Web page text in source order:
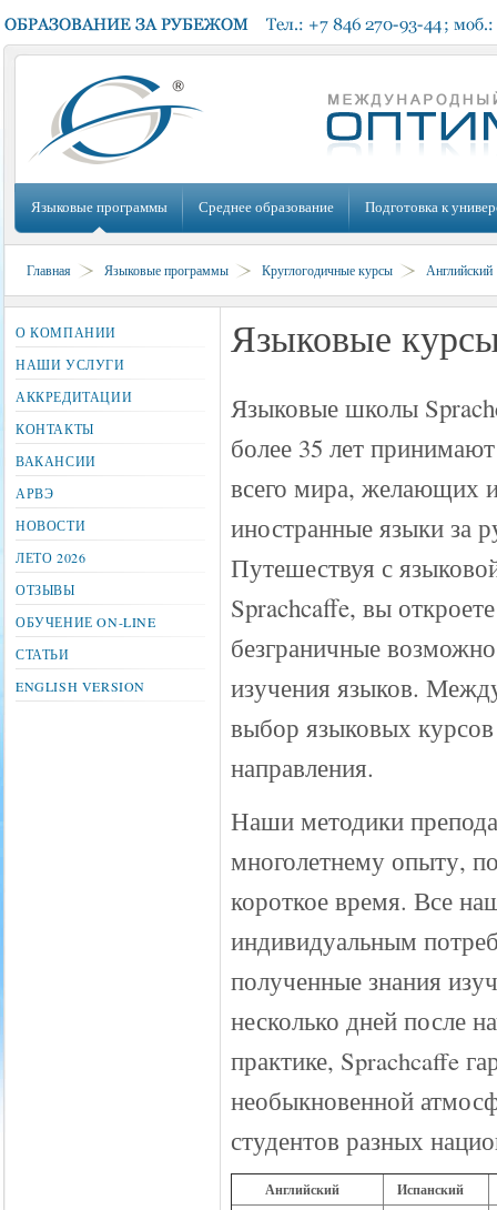
Языковые программы Среднее образование Подготовка к
Главная Языковые программы Круглогодичные курсы Английский
Языковые
Языковые школы
более 35 лет
всего мира, желающих
иностранные языки за
Путешествуя с
Sprachcaffe, вы
безграничные
изучения языков.
выбор языковых
направления.
Наши методики
многолетнему опыту,
короткое время. Все
индивидуальным
полученные знания
несколько дней после
практике, Sprachcaffe
необыкновенной
студентов разных
Английский Испанский
О КОМПАНИИ
НАШИ УСЛУГИ
АККРЕДИТАЦИИ
КОНТАКТЫ
ВАКАНСИИ
АРВЭ
НОВОСТИ
ЛЕТО 2026
ОТЗЫВЫ
ОБУЧЕНИЕ ON-LINE
СТАТЬИ
ENGLISH VERSION